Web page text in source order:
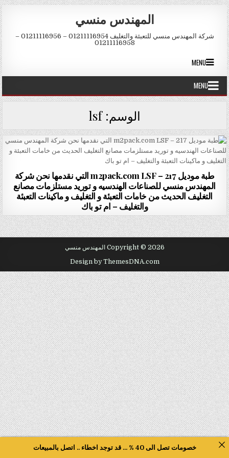
Skip to content
المهندس منسي
شركة المهندس منسي للتعبئة والتغليف 01211116954 – 01211116956 –
01211116958
MENU
MENU
الوسم:lsf
طبة موديل m2pack.com LSF – 217 التي نقدمها نحن شركة
المهندس منسي للصناعات الهندسيه و توريد مستلزمات مصانع
التغليف الحديث من خامات التعبئة و التغليف و ماكينات التعبئة
والتغليف – ام تو باك
Copyright © 2026 المهندس منسي
Design by ThemesDNA.com
خصومات تصل الى 40 % ... قد توجد اخطاء .. اتصل بالمبيعات